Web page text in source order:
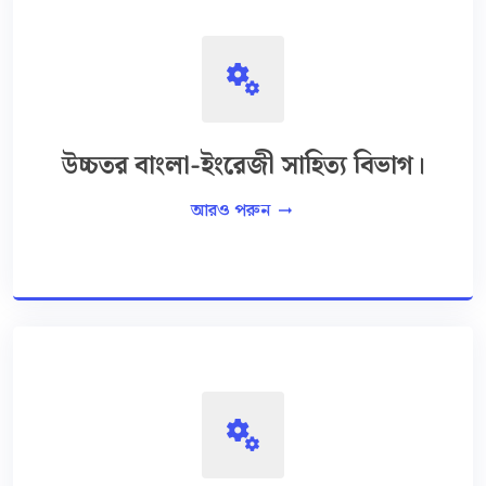
miscellaneous_services
উচ্চতর বাংলা-ইংরেজী সাহিত্য বিভাগ।
আরও পরুন arrow_right_alt
miscellaneous_services